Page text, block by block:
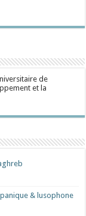
de
et la
& lusophone